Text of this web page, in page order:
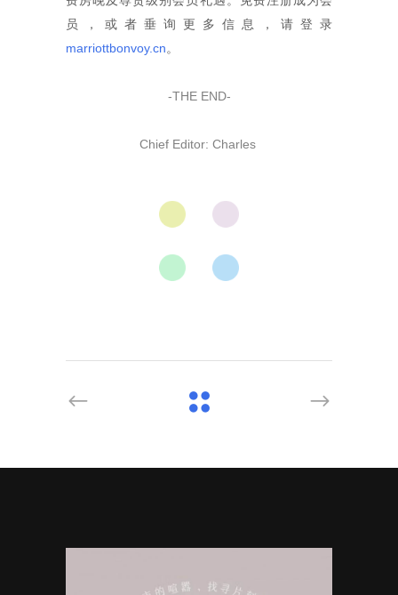
员，或者垂询更多信息，请登录
marriottbonvoy.cn。
-THE END-
Chief Editor: Charles